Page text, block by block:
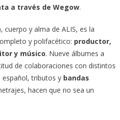
a través de Wegow.
cuerpo y alma de ALIS, es la
y polifacético: productor,
y músico. Nueve álbumes a
de colaboraciones con distintos
tributos y bandas
hacen que no sea un